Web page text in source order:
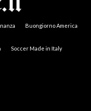
Buongiorno America
Soccer Made in Italy